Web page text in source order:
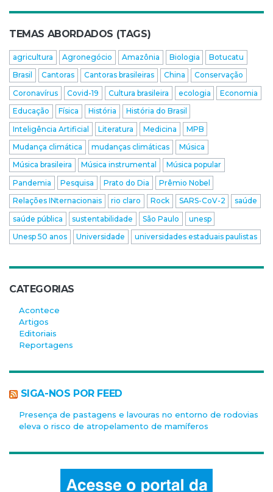
TEMAS ABORDADOS (TAGS)
agricultura Agronegócio Amazônia Biologia
Botucatu
Brasil
Cantoras Cantoras brasileiras China
Conservação
Coronavírus
Covid-19 Cultura brasileira ecologia
Economia
Educação
Física História
História do Brasil
Inteligência Artificial
Literatura Medicina
MPB
Mudança climática
mudanças climáticas
Música
Música brasileira
Música instrumental
Música popular
Pandemia
Pesquisa Prato do Dia
Prêmio Nobel
Relações INternacionais
rio claro Rock SARS-CoV-2
saúde
saúde pública
sustentabilidade São Paulo
unesp
Unesp 50 anos
Universidade universidades estaduais paulistas
CATEGORIAS
Acontece
Artigos
Editoriais
Reportagens
SIGA-NOS POR FEED
Presença de pastagens e lavouras no entorno de rodovias
eleva o risco de atropelamento de mamíferos